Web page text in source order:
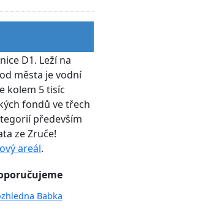
D1. Leží na
města je vodní
kolem 5 tisíc
fondů ve třech
především
ze Zruče!
areál.
Babka